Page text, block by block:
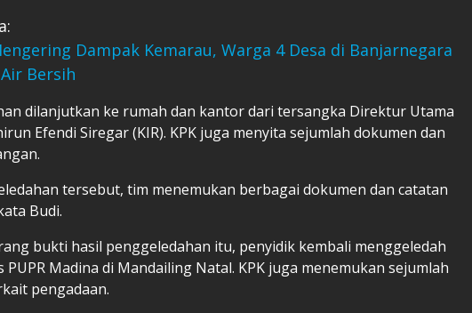
Dampak Kemarau, Warga 4 Desa di Banjarnegara
Bersih
dilanjutkan ke rumah dan kantor dari tersangka Direktur Utama
Efendi Siregar (KIR). KPK juga menyita sejumlah dokumen dan
tersebut, tim menemukan berbagai dokumen dan catatan
Budi.
bukti hasil penggeledahan itu, penyidik kembali menggeledah
PUPR Madina di Mandailing Natal. KPK juga menemukan sejumlah
pengadaan.